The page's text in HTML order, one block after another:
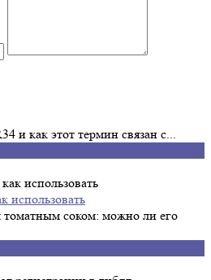
и как этот термин связан с...
использовать
томатным соком: можно ли его